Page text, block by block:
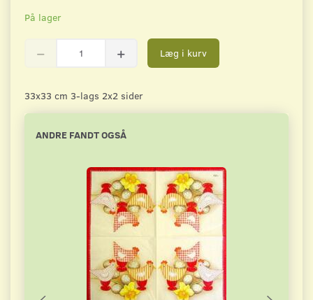
På lager
Læg i kurv
33x33 cm 3-lags 2x2 sider
ANDRE FANDT OGSÅ